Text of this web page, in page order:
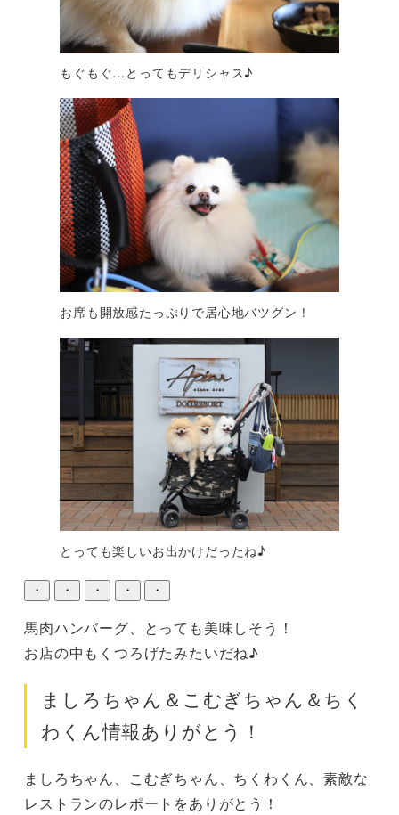
もぐもぐ…とってもデリシャス♪
お席も開放感たっぷりで居心地バツグン！
とっても楽しいお出かけだったね♪
・ ・ ・ ・ ・
馬肉ハンバーグ、とっても美味しそう！
お店の中もくつろげたみたいだね♪
ましろちゃん＆こむぎちゃん＆ちく
わくん情報ありがとう！
ましろちゃん、こむぎちゃん、ちくわくん、素敵な
レストランのレポートをありがとう！